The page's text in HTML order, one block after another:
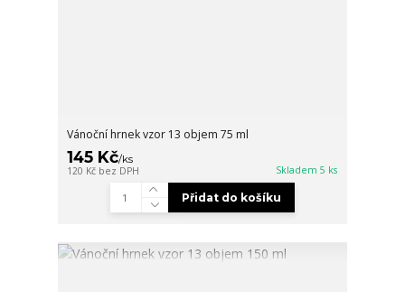
Vánoční hrnek vzor 13 objem 75 ml
145 Kč/ks
120 Kč bez DPH Skladem 5 ks
Přidat do košíku